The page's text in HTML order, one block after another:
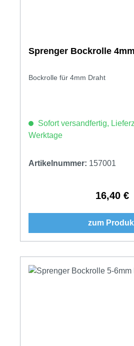
Sprenger Bockrolle
Bockrolle für 4mm Draht
Sofort versandfertig,
Werktage
Artikelnummer: 157001
Regulärer
16,40 €
zum